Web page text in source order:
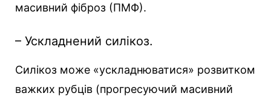
масивний фіброз (ПМФ).
– Ускладнений силікоз.
Силікоз може «ускладнюватися» розвитком
важких рубців (прогресуючий масивний